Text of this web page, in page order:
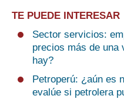
TE PUEDE INTERESAR
Sector servicios:
precios más de una
hay?
Petroperú: ¿aún es
evalúe si petrolera